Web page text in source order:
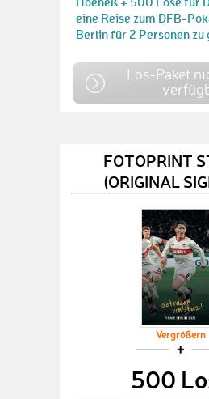
eine Reise zum DFB-
Berlin für 2 Personen zu
Los-Paket
FOTOPRINT
(ORIGINAL
Vergrößern
500